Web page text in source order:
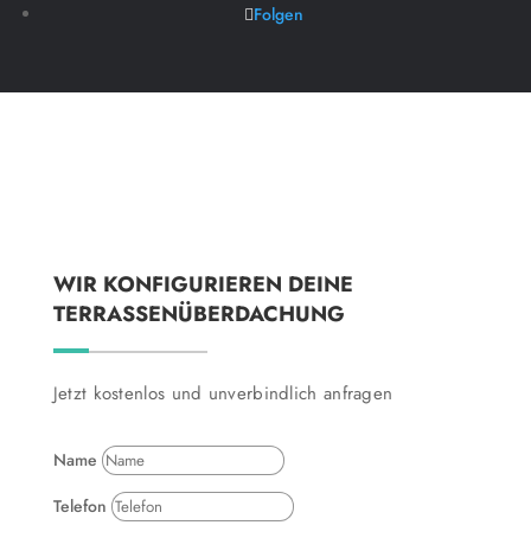
Folgen
WIR KONFIGURIEREN DEINE
TERRASSENÜBERDACHUNG
Jetzt kostenlos und unverbindlich anfragen
Name
Telefon